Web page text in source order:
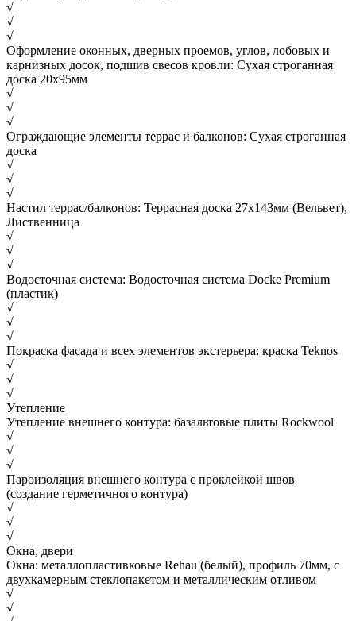
√
√
√
Оформление оконных, дверных проемов, углов, лобовых и
карнизных досок, подшив свесов кровли: Сухая строганная
доска 20х95мм
√
√
√
Ограждающие элементы террас и балконов: Сухая строганная
доска
√
√
√
Настил террас/балконов: Террасная доска 27х143мм (Вельвет),
Лиственница
√
√
√
Водосточная система: Водосточная система Docke Premium
(пластик)
√
√
√
Покраска фасада и всех элементов экстерьера: краска Teknos
√
√
√
Утепление
Утепление внешнего контура: базальтовые плиты Rockwool
√
√
√
Пароизоляция внешнего контура с проклейкой швов
(создание герметичного контура)
√
√
√
Окна, двери
Окна: металлопластивковые Rehau (белый), профиль 70мм, с
двухкамерным стеклопакетом и металлическим отливом
√
√